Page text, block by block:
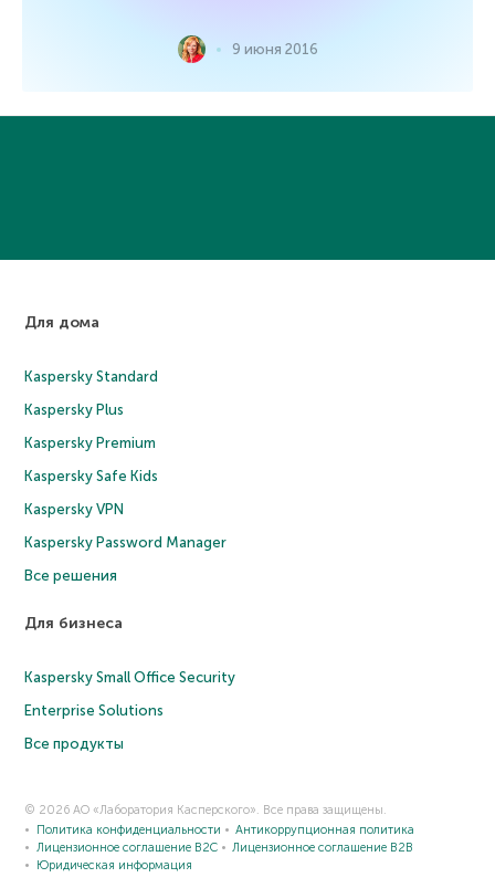
9 июня 2016
Для дома
Kaspersky Standard
Kaspersky Plus
Kaspersky Premium
Kaspersky Safe Kids
Kaspersky VPN
Kaspersky Password Manager
Все решения
Для бизнеса
Kaspersky Small Office Security
Enterprise Solutions
Все продукты
© 2026 АО «Лаборатория Касперского». Все права защищены.
Политика конфиденциальности
Антикоррупционная политика
Лицензионное соглашение B2C
Лицензионное соглашение B2B
Юридическая информация